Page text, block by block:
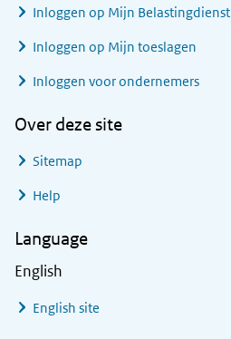
Inloggen op Mijn Belastingdienst
Inloggen op Mijn toeslagen
Inloggen voor ondernemers
Over deze site
Sitemap
Help
Language
English
English site